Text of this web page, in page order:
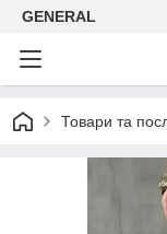
GENERAL
Товари та